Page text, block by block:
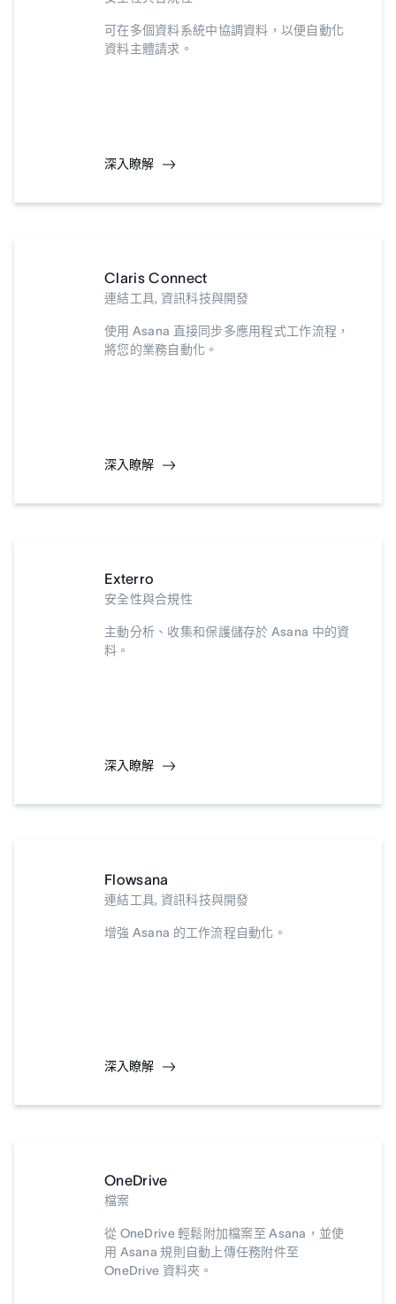
可在多個資料系統中協調資料，以便自動化
資料主體請求。
深入瞭解
Claris Connect
連結工具, 資訊科技與開發
使用 Asana 直接同步多應用程式工作流程，
將您的業務自動化。
深入瞭解
Exterro
安全性與合規性
主動分析、收集和保護儲存於 Asana 中的資
料。
深入瞭解
Flowsana
連結工具, 資訊科技與開發
增強 Asana 的工作流程自動化。
深入瞭解
OneDrive
檔案
從 OneDrive 輕鬆附加檔案至 Asana，並使
用 Asana 規則自動上傳任務附件至
OneDrive 資料夾。